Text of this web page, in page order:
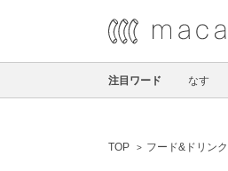
注目ワード なす
TOP フード&ドリンク